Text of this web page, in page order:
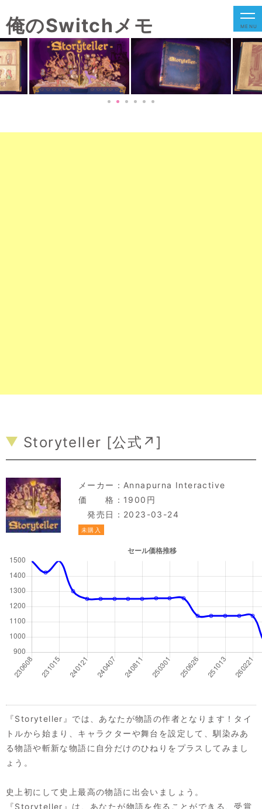
俺のSwitchメモ MENU
Storyteller [公式↗]
メーカー： Annapurna Interactive
価 格：1900円
発売日：2023-03-24
未購入
『Storyteller』では、あなたが物語の作者となります！タイ
トルから始まり、キャラクターや舞台を設定して、馴染みあ
る物語や斬新な物語に自分だけのひねりをプラスしてみまし
ょう。
史上初にして史上最高の物語に出会いましょう。
『Storyteller』は、あなたが物語を作ることができる、受賞